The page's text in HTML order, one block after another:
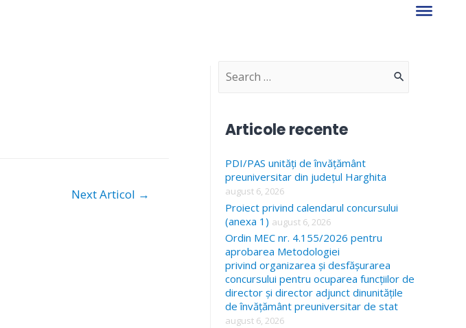
Next Articol →
S
c
h
f
o
r
:
Articole recente
PDI/PAS unități de învățământ
preuniversitar din județul Harghita
august 6, 2026
Proiect privind calendarul concursului
(anexa 1) august 6, 2026
Ordin MEC nr. 4.155/2026 pentru
aprobarea Metodologiei
privind organizarea și desfășurarea
concursului pentru ocuparea funcțiilor de
director și director adjunct dinunitățile
de învățământ preuniversitar de stat
august 6, 2026